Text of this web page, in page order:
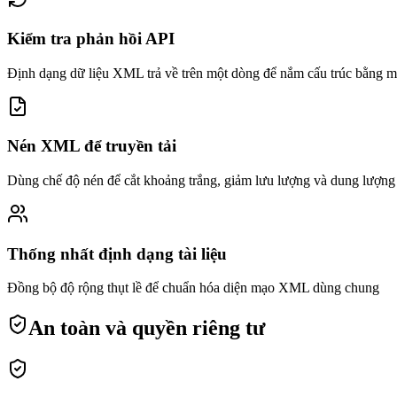
Kiểm tra phản hồi API
Định dạng dữ liệu XML trả về trên một dòng để nắm cấu trúc bằng
Nén XML để truyền tải
Dùng chế độ nén để cắt khoảng trắng, giảm lưu lượng và dung lượng
Thống nhất định dạng tài liệu
Đồng bộ độ rộng thụt lề để chuẩn hóa diện mạo XML dùng chung
An toàn và quyền riêng tư